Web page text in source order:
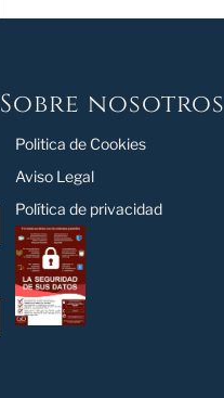
Sobre nosotros
Politica de Cookies
Aviso Legal
Política de privacidad